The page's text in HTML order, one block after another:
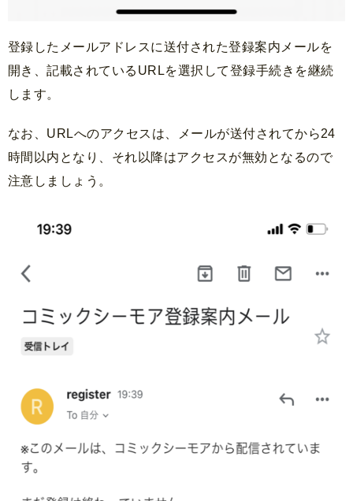
登録したメールアドレスに送付された登録案内メールを
開き、記載されているURLを選択して登録手続きを継続
します。
なお、URLへのアクセスは、メールが送付されてから24
時間以内となり、それ以降はアクセスが無効となるので
注意しましょう。